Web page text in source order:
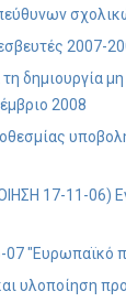
2007-
δημιουργία
2008
17-11-06)
07 "Ευρωπαϊκό
υλοποίηση